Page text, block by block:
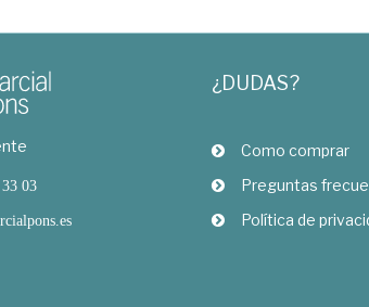
03
¿DUDAS?
Como comprar
Preguntas
Política de